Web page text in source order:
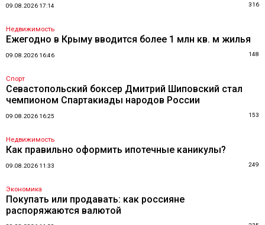
09.08.2026 17:14 316
Недвижимость
Ежегодно в Крыму вводится более 1 млн кв. м жилья
09.08.2026 16:46 148
Спорт
Севастопольский боксер Дмитрий Шиповский стал
чемпионом Спартакиады народов России
09.08.2026 16:25 153
Недвижимость
Как правильно оформить ипотечные каникулы?
09.08.2026 11:33 249
Экономика
Покупать или продавать: как россияне
распоряжаются валютой